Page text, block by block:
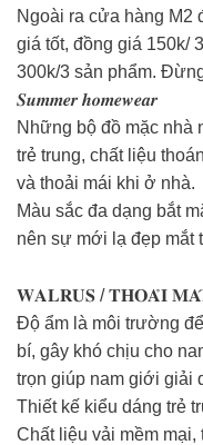
Ngoài ra cửa hàng M2
giá tốt, đồng giá 150k/
300k/3 sản phẩm.
𝑺𝒖𝒎𝒎𝒆𝒓 𝒉𝒐𝒎𝒆𝒘𝒆𝒂𝒓
Những bộ đồ mặc
trẻ trung, chất liệu
và thoải mái khi ở nhà.
Màu sắc đa dạng bắt
nên sự mới lạ đẹp mắt
𝐖𝐀𝐋𝐑𝐔𝐒 / 𝐓𝐇𝐎𝐀̉𝐈
Độ ẩm là môi trường
bí, gây khó chịu cho
trọn giúp nam giới giải
Thiết kế kiểu dáng trẻ
Chất liệu vải mềm